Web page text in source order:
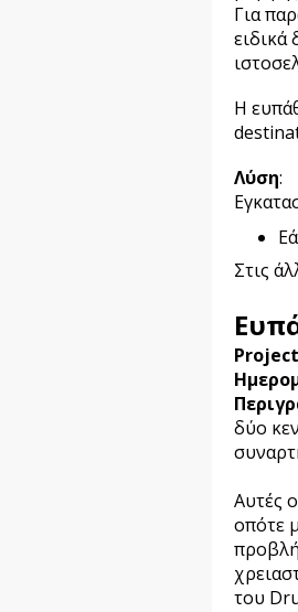
Για
Η
Λύση:
Στις
δύο
Αυτές
οπότε
του